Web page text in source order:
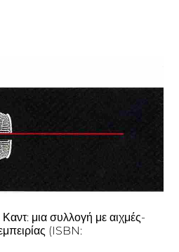
μια συλλογή με αιχμές-
(ISBN: